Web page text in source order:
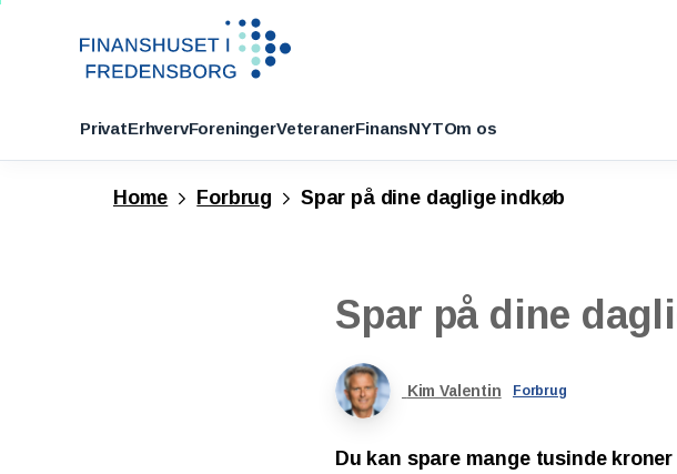
PrivatErhvervForeningerVeteranerFinansNYTOm os
Home Forbrug Spar på dine daglige indkøb
Spar på dine
Kim Valentin Forbrug
Du kan spare mange tusinde